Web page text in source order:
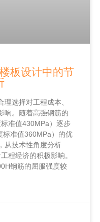
板设计中的节
选择对工程成本、
响。随着高强钢筋的
准值430MPa）逐步
标准值360MPa）的优
从技术性角度分析
程经济的积极影响。
钢筋的屈服强度较